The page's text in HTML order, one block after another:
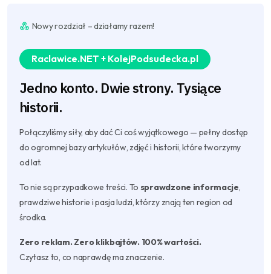
Nowy rozdział – działamy razem!
Raclawice.NET + KolejPodsudecka.pl
Jedno konto. Dwie strony. Tysiące
historii.
Połączyliśmy siły, aby dać Ci coś wyjątkowego — pełny dostęp
do ogromnej bazy artykułów, zdjęć i historii, które tworzymy
od lat.
To nie są przypadkowe treści. To sprawdzone informacje,
prawdziwe historie i pasja ludzi, którzy znają ten region od
środka.
Zero reklam. Zero klikbajtów. 100% wartości.
Czytasz to, co naprawdę ma znaczenie.